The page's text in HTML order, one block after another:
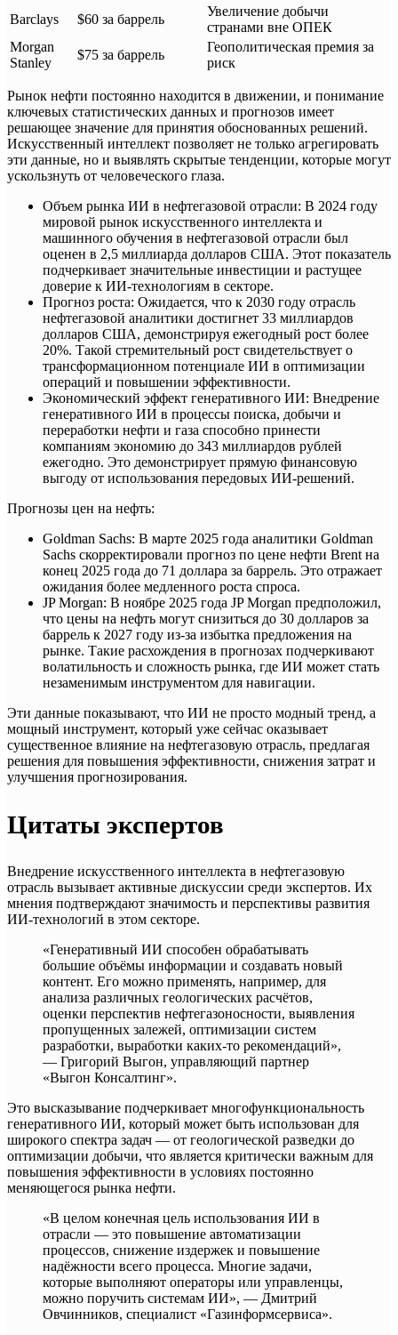
Barclays
$60 за баррель
Увеличение добычи
странами вне ОПЕК
Morgan
Stanley
$75 за баррель
Геополитическая премия за
риск
Рынок нефти постоянно находится в движении, и понимание
ключевых статистических данных и прогнозов имеет
решающее значение для принятия обоснованных решений.
Искусственный интеллект позволяет не только агрегировать
эти данные, но и выявлять скрытые тенденции, которые могут
ускользнуть от человеческого глаза.
Объем рынка ИИ в нефтегазовой отрасли: В 2024 году
мировой рынок искусственного интеллекта и
машинного обучения в нефтегазовой отрасли был
оценен в 2,5 миллиарда долларов США. Этот показатель
подчеркивает значительные инвестиции и растущее
доверие к ИИ-технологиям в секторе.
Прогноз роста: Ожидается, что к 2030 году отрасль
нефтегазовой аналитики достигнет 33 миллиардов
долларов США, демонстрируя ежегодный рост более
20%. Такой стремительный рост свидетельствует о
трансформационном потенциале ИИ в оптимизации
операций и повышении эффективности.
Экономический эффект генеративного ИИ: Внедрение
генеративного ИИ в процессы поиска, добычи и
переработки нефти и газа способно принести
компаниям экономию до 343 миллиардов рублей
ежегодно. Это демонстрирует прямую финансовую
выгоду от использования передовых ИИ-решений.
Прогнозы цен на нефть:
Goldman Sachs: В марте 2025 года аналитики Goldman
Sachs скорректировали прогноз по цене нефти Brent на
конец 2025 года до 71 доллара за баррель. Это отражает
ожидания более медленного роста спроса.
JP Morgan: В ноябре 2025 года JP Morgan предположил,
что цены на нефть могут снизиться до 30 долларов за
баррель к 2027 году из-за избытка предложения на
рынке. Такие расхождения в прогнозах подчеркивают
волатильность и сложность рынка, где ИИ может стать
незаменимым инструментом для навигации.
Эти данные показывают, что ИИ не просто модный тренд, а
мощный инструмент, который уже сейчас оказывает
существенное влияние на нефтегазовую отрасль, предлагая
решения для повышения эффективности, снижения затрат и
улучшения прогнозирования.
Цитаты экспертов
Внедрение искусственного интеллекта в нефтегазовую
отрасль вызывает активные дискуссии среди экспертов. Их
мнения подтверждают значимость и перспективы развития
ИИ-технологий в этом секторе.
«Генеративный ИИ способен обрабатывать
большие объёмы информации и создавать новый
контент. Его можно применять, например, для
анализа различных геологических расчётов,
оценки перспектив нефтегазоносности, выявления
пропущенных залежей, оптимизации систем
разработки, выработки каких‑то рекомендаций»,
— Григорий Выгон, управляющий партнер
«Выгон Консалтинг».
Это высказывание подчеркивает многофункциональность
генеративного ИИ, который может быть использован для
широкого спектра задач — от геологической разведки до
оптимизации добычи, что является критически важным для
повышения эффективности в условиях постоянно
меняющегося рынка нефти.
«В целом конечная цель использования ИИ в
отрасли — это повышение автоматизации
процессов, снижение издержек и повышение
надёжности всего процесса. Многие задачи,
которые выполняют операторы или управленцы,
можно поручить системам ИИ», — Дмитрий
Овчинников, специалист «Газинформсервиса».